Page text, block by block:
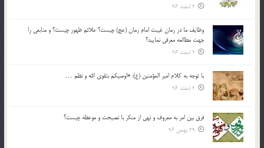
2 اسفند 96
وظايف ما در زمان غيبت امام زمان (عج) چيست؟ علائم ظهور چيست؟ و منابعي را
جهت مطالعه معرفي نماييد؟
2 اسفند 96
با توجه به كلام امير المؤمنين (ع): «اوصيكم بتقوي الله و نظم …
2 اسفند 96
فرق بين امر به معروف و نهي از منكر با نصيحت و موعظه چيست؟
29 بهمن 96